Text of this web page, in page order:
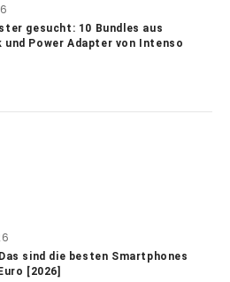
gesucht: 10 Bundles aus
und Power Adapter von Intenso
sind die besten Smartphones
[2026]